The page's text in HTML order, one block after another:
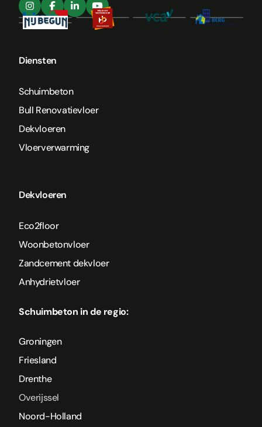
Diensten
Schuimbeton
Bull Renovatievloer
Dekvloeren
Vloerverwarming
Dekvloeren
Eco2floor
Woonbetonvloer
Zandcement dekvloer
Anhydrietvloer
Schuimbeton in de regio:
Groningen
Friesland
Drenthe
Overijssel
Noord-Holland